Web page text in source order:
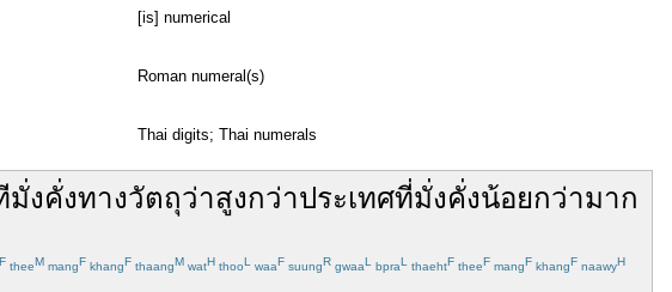
[is] numerical
Roman numeral(s)
Thai digits; Thai numerals
มั่งคั่งทางวัตถุว่าสูงกว่าประเทศที่มั่งคั่งน้อยกว่ามาก
F theeM mangF khangF thaangM watH thooL waaF suungR gwaaL bpraL thaehtF theeF mangF khangF naawyH